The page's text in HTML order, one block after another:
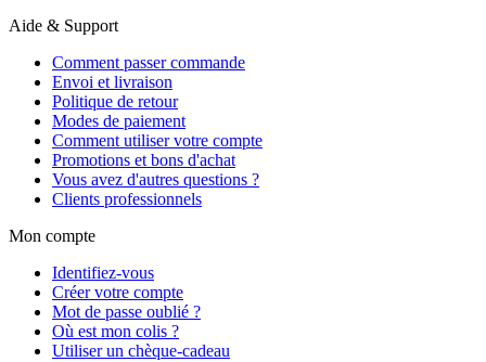
Aide & Support
Comment passer commande
Envoi et livraison
Politique de retour
Modes de paiement
Comment utiliser votre compte
Promotions et bons d'achat
Vous avez d'autres questions ?
Clients professionnels
Mon compte
Identifiez-vous
Créer votre compte
Mot de passe oublié ?
Où est mon colis ?
Utiliser un chèque-cadeau